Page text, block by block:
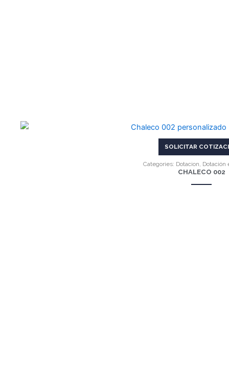
VER MÁS
SOLICITAR
Categories: Dotacion, Dotación
CHALECO 002